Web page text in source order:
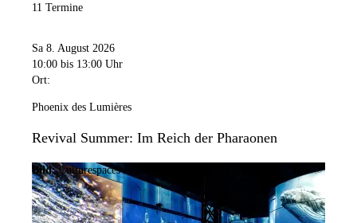
11 Termine
Sa 8. August 2026
10:00 bis 13:00 Uhr
Ort:
Phoenix des Lumières
Revival Summer: Im Reich der Pharaonen
Bild: Culturespaces / Falko Wübbecke